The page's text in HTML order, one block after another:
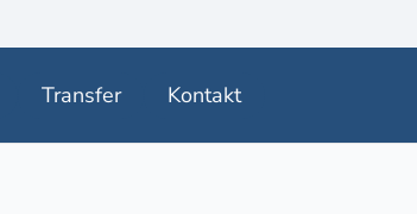
Transfer Kontakt